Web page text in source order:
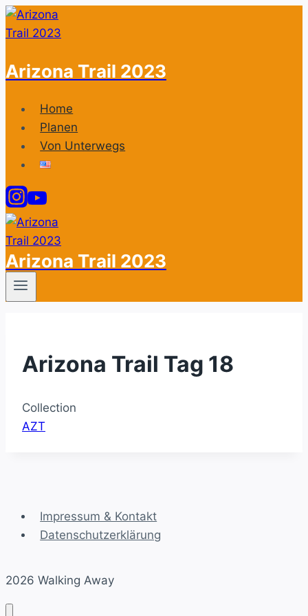
Zum
Inhalt
Arizona Trail 2023
Home
Planen
Von Unterwegs
Arizona Trail 2023
Arizona Trail Tag 18
Collection
AZT
Impressum & Kontakt
Datenschutzerklärung
2026 Walking Away